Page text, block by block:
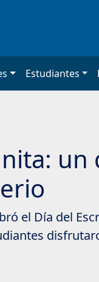
Estudiantes
un
el Día del